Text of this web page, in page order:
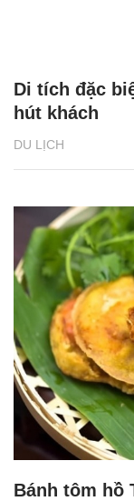
DU LỊCH
Di tích đặc
hút khách
Bánh tôm hồ